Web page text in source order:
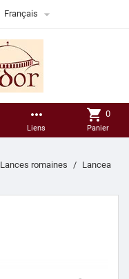
Français 
more_horiz
Liens
shopping_cart 0
Panier
Lances romaines
Lancea